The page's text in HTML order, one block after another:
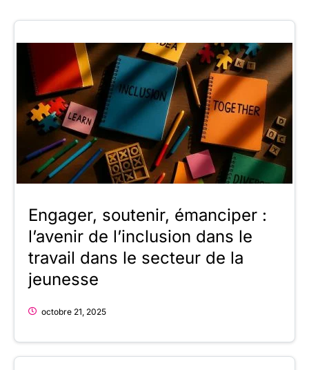
Engager, soutenir, émanciper :
l’avenir de l’inclusion dans le
travail dans le secteur de la
jeunesse
octobre 21, 2025